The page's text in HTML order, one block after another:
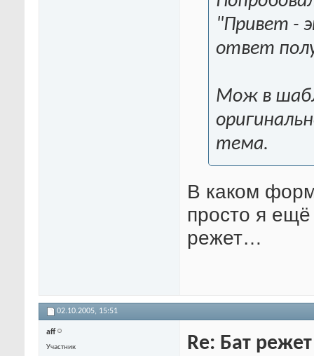
"Привет -
ответ
Мож в
тема.
В каком
просто я
режет…
02.10.2005, 15:51
aff
Участник
Re: Бат